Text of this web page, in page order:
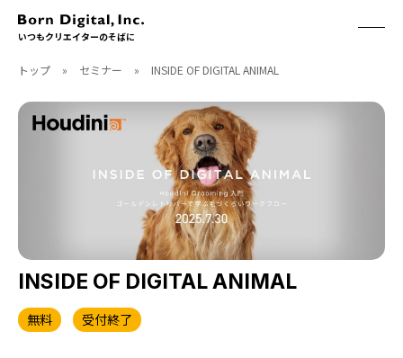
いつもクリエイターのそばに
ABOUT
CONTACT
RECRUIT
クリエイターズID
取扱製品
ソフトウェア
ハードウェア
ソフトウェアサポート
CGWORLD
月刊誌
CGWORLD.jp
BOOK
刊行順
トップ » セミナー » INSIDE OF DIGITAL ANIMAL
INSIDE OF DIGITAL ANIMAL
無料 受付終了